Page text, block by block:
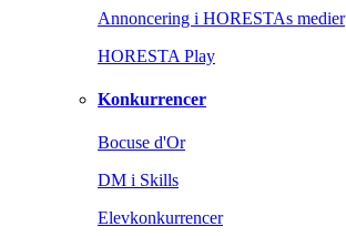
Annoncering i HORESTAs medier
HORESTA Play
Konkurrencer
Bocuse d'Or
DM i Skills
Elevkonkurrencer